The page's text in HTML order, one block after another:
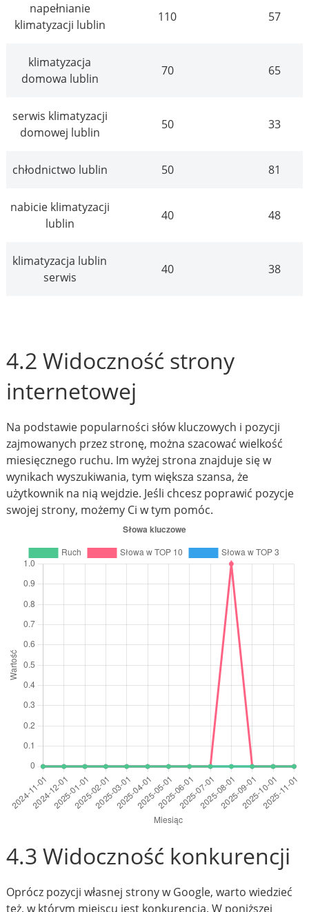
napełnianie
klimatyzacji lublin
110 57
klimatyzacja
domowa lublin
70 65
serwis klimatyzacji
domowej lublin
50 33
chłodnictwo lublin 50 81
nabicie klimatyzacji
lublin
40 48
klimatyzacja lublin
serwis
40 38
4.2 Widoczność strony
internetowej
Na podstawie popularności słów kluczowych i pozycji
zajmowanych przez stronę, można szacować wielkość
miesięcznego ruchu. Im wyżej strona znajduje się w
wynikach wyszukiwania, tym większa szansa, że
użytkownik na nią wejdzie. Jeśli chcesz poprawić pozycje
swojej strony, możemy Ci w tym pomóc.
4.3 Widoczność konkurencji
Oprócz pozycji własnej strony w Google, warto wiedzieć
też, w którym miejscu jest konkurencja. W poniższej